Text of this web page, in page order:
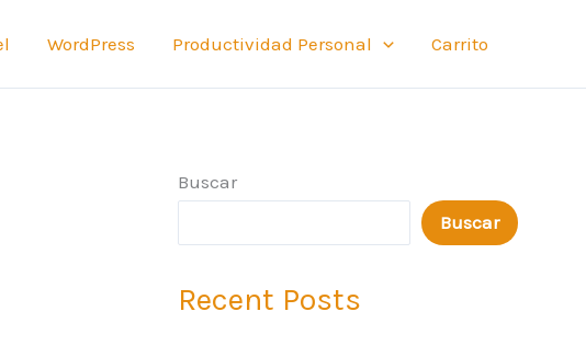
WordPress Productividad Personal Carrito
Buscar
Buscar
Recent Posts